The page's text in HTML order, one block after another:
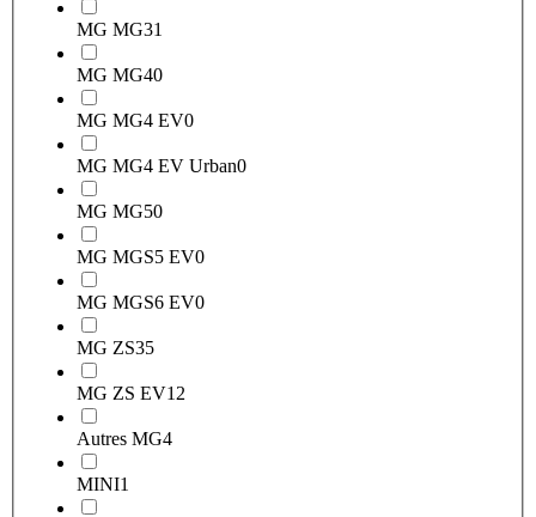
MG MG31
MG MG40
MG MG4 EV0
MG MG4 EV Urban0
MG MG50
MG MGS5 EV0
MG MGS6 EV0
MG ZS35
MG ZS EV12
Autres MG4
MINI1